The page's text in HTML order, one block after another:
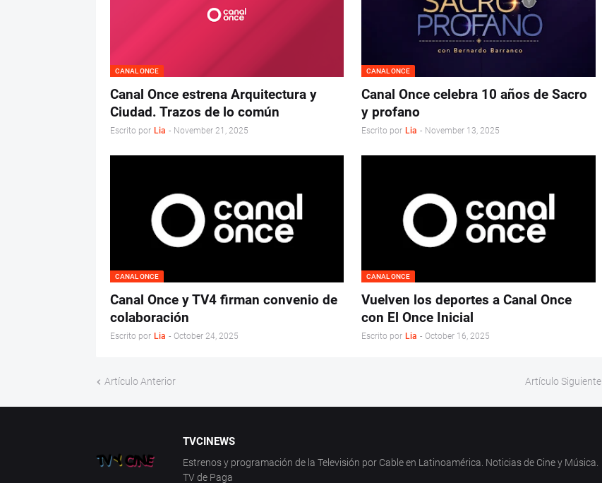
CANAL ONCE
Canal Once estrena Arquitectura y
Ciudad. Trazos de lo común
Escrito por Lia - November 21, 2025
CANAL ONCE
Canal Once celebra 10 años de Sacro
y profano
Escrito por Lia - November 13, 2025
CANAL ONCE
Canal Once y TV4 firman convenio de
colaboración
Escrito por Lia - October 24, 2025
CANAL ONCE
Vuelven los deportes a Canal Once
con El Once Inicial
Escrito por Lia - October 16, 2025
Artículo Anterior Artículo Siguiente
TVCINEWS
Estrenos y programación de la Televisión por Cable en Latinoamérica. Noticias de Cine y Música.
TV de Paga